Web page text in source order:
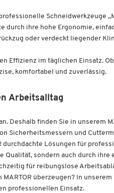
Schneidwerkzeuge
durch ihre hohe Ergonomie,
oder verdeckt liegender
Effizienz im täglichen Einsatz.
komfortabel und zuverlässig.
Arbeitsalltag
Deshalb finden Sie in unserem
Sicherheitsmessern und
Lösungen für
sondern auch durch ihre
für reibungslose
überzeugen? In
professionellen Einsatz.